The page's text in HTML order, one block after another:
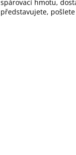
spárovací hmotu,
představujete,